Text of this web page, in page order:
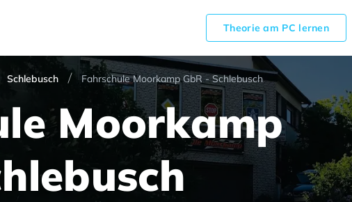
Theorie am PC lernen
Schlebusch Fahrschule Moorkamp GbR - Schlebusch
Moorkamp